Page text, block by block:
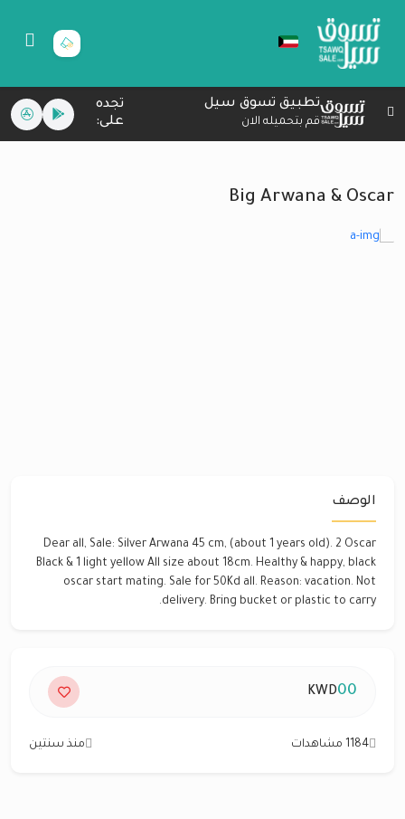
تطبيق تسوق سيل
قم بتحميله الان
تجده
على:
Big Arwana & Oscar
الوصف
Dear all, Sale: Silver Arwana 45 cm, (about 1 years old). 2 Oscar
Black & 1 light yellow All size about 18cm. Healthy & happy, black
oscar start mating. Sale for 50Kd all. Reason: vacation. Not
delivery. Bring bucket or plastic to carry.
00
KWD
1184 مشاهدات منذ سنتين